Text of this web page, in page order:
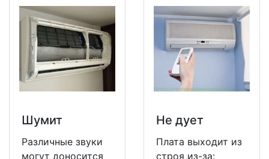
Шумит
Различные звуки
могут доносится
Не дует
Плата выходит из
строя из-за: